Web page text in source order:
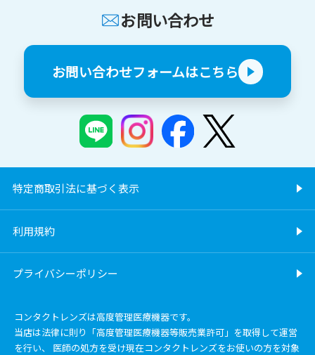
お問い合わせ
お問い合わせフォームはこちら
特定商取引法に基づく表示
利用規約
プライバシーポリシー
コンタクトレンズは高度管理医療機器です。
当店は法律に則り「高度管理医療機器等販売業許可」を取得して運営
を行い、 医師の処方を受け現在コンタクトレンズをお使いの方を対象